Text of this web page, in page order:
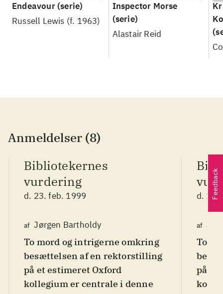
Endeavour(serie)
Russell Lewis (f. 1963)
Inspector Morse
(serie)
Alastair Reid
Anmeldelser (8)
Bibliotekernes
vurdering
d. 23. feb. 1999
af Jørgen Bartholdy
To mord og intrigerne omkring
besættelsen af en rektorstilling
på et estimeret Oxford
kollegium er centrale i denne
d. 23.
af
To
på et
Feedback